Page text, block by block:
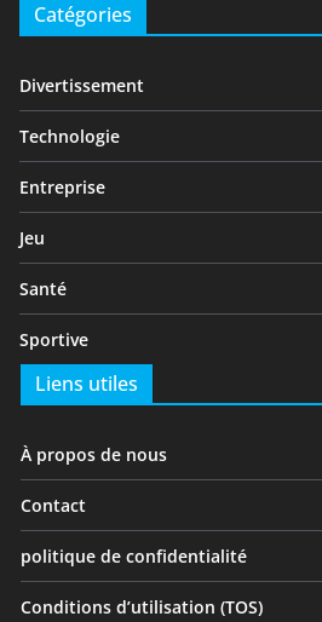
Catégories
Divertissement
Technologie
Entreprise
Jeu
Santé
Sportive
Liens utiles
À propos de nous
Contact
politique de confidentialité
Conditions d’utilisation (TOS)